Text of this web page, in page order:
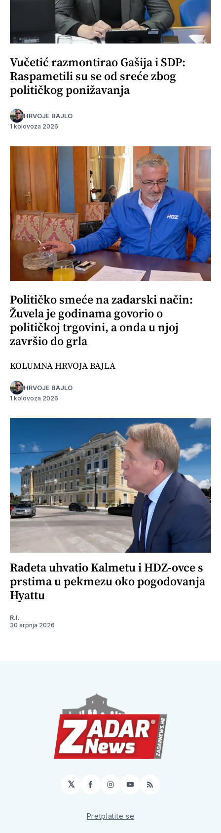
Vučetić razmontirao Gašija i SDP:
Raspametili su se od sreće zbog
političkog ponižavanja
HRVOJE BAJLO
1 kolovoza 2026
Političko smeće na zadarski način:
Žuvela je godinama govorio o
političkoj trgovini, a onda u njoj
završio do grla
KOLUMNA HRVOJA BAJLA
HRVOJE BAJLO
1 kolovoza 2026
Radeta uhvatio Kalmetu i HDZ-ovce s
prstima u pekmezu oko pogodovanja
Hyattu
R.I.
30 srpnja 2026
𝕏 Facebook
Instagram
YouTube
RSS
Pretplatite se